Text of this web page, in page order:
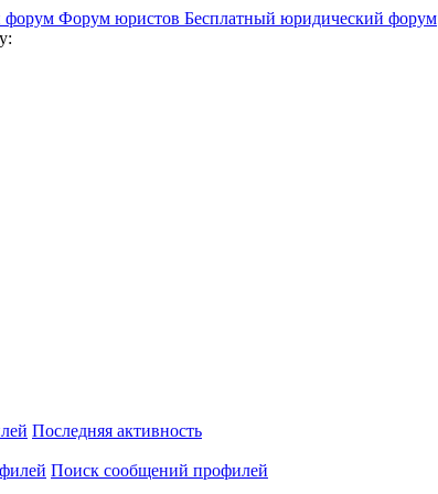
Форум юристов Бесплатный юридический форум
Последняя активность
Поиск сообщений профилей